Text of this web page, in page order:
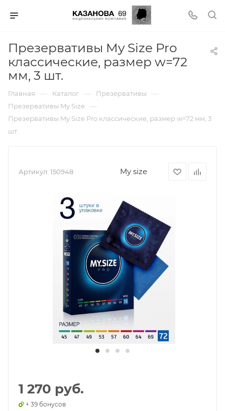
Презервативы My Size Pro
классические, размер w=72
мм, 3 шт.
Главная — Каталог — Презервативы —
Презервативы My Size —
Презервативы My Size Pro классические, размер w=72 мм, 3
шт.
Артикул: 150948 My size
1 270 руб.
+ 39 бонусов